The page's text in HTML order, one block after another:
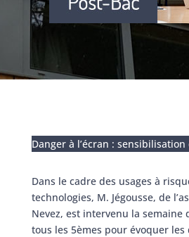
Danger à l’écran : sensibilisation
Dans le cadre des usages à
technologies, M. Jégousse, de
Nevez, est intervenu la semaine
tous les 5èmes pour évoquer